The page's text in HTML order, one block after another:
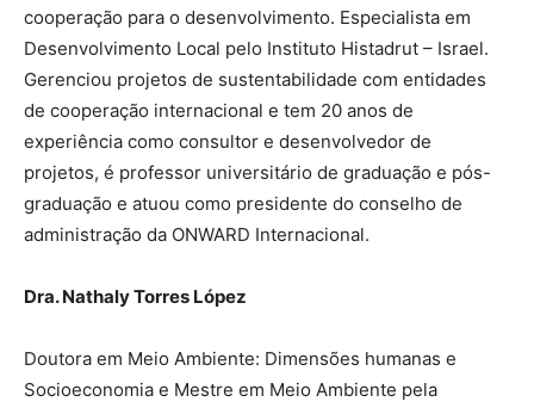
cooperação para o desenvolvimento. Especialista em
Desenvolvimento Local pelo Instituto Histadrut – Israel.
Gerenciou projetos de sustentabilidade com entidades
de cooperação internacional e tem 20 anos de
experiência como consultor e desenvolvedor de
projetos, é professor universitário de graduação e pós-
graduação e atuou como presidente do conselho de
administração da ONWARD Internacional.
Dra. Nathaly Torres López
Doutora em Meio Ambiente: Dimensões humanas e
Socioeconomia e Mestre em Meio Ambiente pela